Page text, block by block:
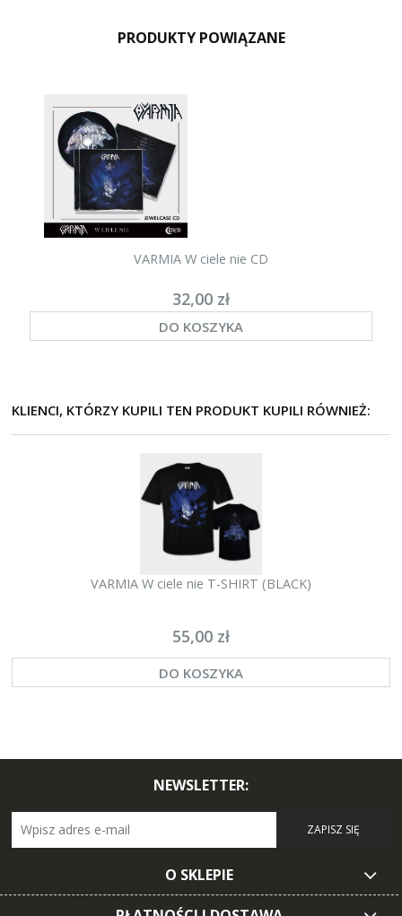
PRODUKTY POWIĄZANE
VARMIA W ciele nie CD
32,00 zł
DO KOSZYKA
KLIENCI, KTÓRZY KUPILI TEN PRODUKT KUPILI RÓWNIEŻ:
VARMIA W ciele nie T-SHIRT (BLACK)
55,00 zł
DO KOSZYKA
NEWSLETTER:
ZAPISZ SIĘ
O SKLEPIE